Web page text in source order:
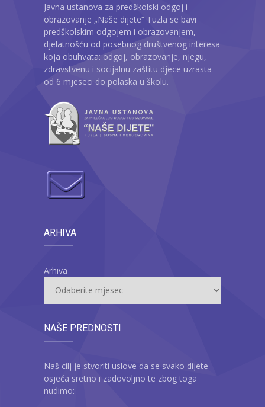
Javna ustanova za predškolski odgoj i
obrazovanje „Naše dijete“ Tuzla se bavi
predškolskim odgojem i obrazovanjem,
djelatnošću od posebnog društvenog interesa
koja obuhvata: odgoj, obrazovanje, njegu,
zdravstvenu i socijalnu zaštitu djece uzrasta
od 6 mjeseci do polaska u školu.
ARHIVA
Arhiva
NAŠE PREDNOSTI
Naš cilj je stvoriti uslove da se svako dijete
osjeća sretno i zadovoljno te zbog toga
nudimo: